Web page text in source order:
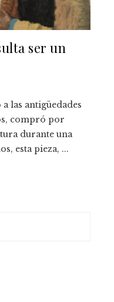
ser un
las antigüedades
compró por
durante una
esta pieza, ...